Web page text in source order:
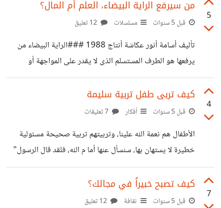
دراسة الصيدلة لحبي وشغفي بالكيماء ، ولكن للقدر والنصيب
كلمة أخرى ولم احصل على معدل يدخلني كلية الصيدلة ولكن
فتاة صغيرة لا تعرف اي شي في الحياة- كنت ارى هذه الكلية
مستقبلها في الخارج فقط في البلاد المتقدمة، والسفر
5
من سيرفع الراية البيضاء، العلم أم المال؟
قبل 5 سنوات مسلسلات
تأليف أسامة أنور عكاشة أنتاج 1988 ###الراية البيضاء من
يرفعها هو الطرف المستسلم الذى لا يقدر على المواجهة أو
الحرب، ولكن ماذا لو كانت تلك المواجهة بين العلم والمال، من
سينتصر؟ تدور أحداث المسلسل فى نهاية الثمانينات، بعد مرور
عشر سنوات على الأنفتاح الاقتصادى بمصر والذى كان السبب فى
ليتحكموا فى كل شئ وينشرون الفساد والجهل. ومن أمثلة هولاء
فضة المعداوى، إمرأة من بيئة متدنية للغاية تاجرت فى السمك
حتى
4
كيف تربى طفل تربية سليمة
قبل 5 سنوات أفكار
الأطفال هم نعمة الله علينا، وتربيتهم تربية صحيحة مسئولية
خطيرة لا يستهان بها، سنسأل عنها أما م الله، فلقد قال الرسول"
كلكم راعً ومسئول عن رعيته " ولكن في ظل هذا الزمن العصيب
الذي تنتشر فيه الفتن والمغريات كيف يمكن تربية طفل سليم
وسوى نفسياً واثق من نفسه لا يخشى أحد. يوجد بعض الطرق
7
كيف تصبح خبيراً في مجالك؟
قبل 5 سنوات ثقافة